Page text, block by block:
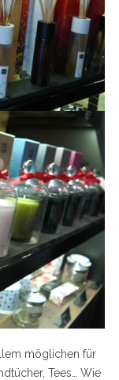
möglichen für
Tees… Wie